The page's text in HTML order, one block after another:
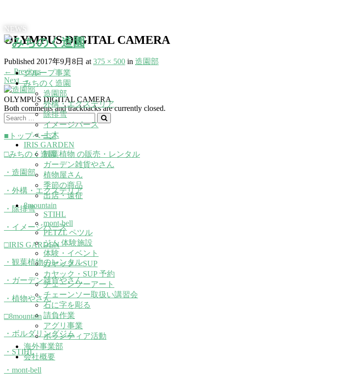
グループ事業
みちのく造園
造園部
外構・エクステリア
除排雪
イメージパース
土木
IRIS GARDEN
観葉植物 の販売・レンタル
ガーデン雑貨やさん
植物屋さん
季節の商品
出店・遠征
8mountain
STIHL
mont-bell
PETZL ペツル
ジム 体験施設
体験・イベント
カヤック・SUP
カヤック・SUP 予約
チェーンソーアート
チェーンソー取扱い講習会
石に字を彫る
請負作業
アグリ事業
ボランティア活動
海外事業部
会社概要
NEWS
OLYMPUS DIGITAL CAMERA
Published 2017年9月8日 at 375 × 500 in 造園部
← Previous
Next →
OLYMPUS DIGITAL CAMERA
Both comments and trackbacks are currently closed.
■トップページ
□みちのく造園
・造園部
・外構・エクステリア
・除排雪
・イメージパース
□IRIS GARDEN
・観葉植物のレンタル
・ガーデン雑貨やさん
・植物やさん
□8mountain
・ボルダリングジム
・STIHL
・mont-bell